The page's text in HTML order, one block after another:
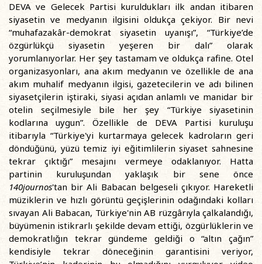
DEVA ve Gelecek Partisi kuruldukları ilk andan itibaren
siyasetin ve medyanın ilgisini oldukça çekiyor. Bir nevi
“muhafazakâr-demokrat siyasetin uyanışı”, “Türkiye’de
özgürlükçü siyasetin yeşeren bir dalı” olarak
yorumlanıyorlar. Her şey tastamam ve oldukça rafine. Otel
organizasyonları, ana akım medyanın ve özellikle de ana
akım muhalif medyanın ilgisi, gazetecilerin ve adı bilinen
siyasetçilerin iştiraki, siyasi açıdan anlamlı ve manidar bir
otelin seçilmesiyle bile her şey “Türkiye siyasetinin
kodlarına uygun”. Özellikle de DEVA Partisi kuruluşu
itibarıyla “Türkiye'yi kurtarmaya gelecek kadroların geri
döndüğünü, yüzü temiz iyi eğitimlilerin siyaset sahnesine
tekrar çıktığı” mesajını vermeye odaklanıyor. Hatta
partinin kuruluşundan yaklaşık bir sene önce
140journos'tan bir Ali Babacan belgeseli çıkıyor. Hareketli
müziklerin ve hızlı görüntü geçişlerinin odağındaki kolları
sıvayan Ali Babacan, Türkiye'nin AB rüzgârıyla çalkalandığı,
büyümenin istikrarlı şekilde devam ettiği, özgürlüklerin ve
demokratlığın tekrar gündeme geldiği o “altın çağın”
kendisiyle tekrar döneceğinin garantisini veriyor,